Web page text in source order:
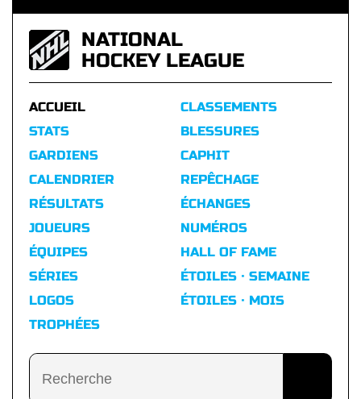
NATIONAL
HOCKEY LEAGUE
ACCUEIL
STATS
GARDIENS
CALENDRIER
RÉSULTATS
CLASSEMENTS
BLESSURES
CAPHIT
REPÊCHAGE
ÉCHANGES
JOUEURS
ÉQUIPES
SÉRIES
LOGOS
TROPHÉES
NUMÉROS
HALL OF FAME
ÉTOILES · SEMAINE
ÉTOILES · MOIS